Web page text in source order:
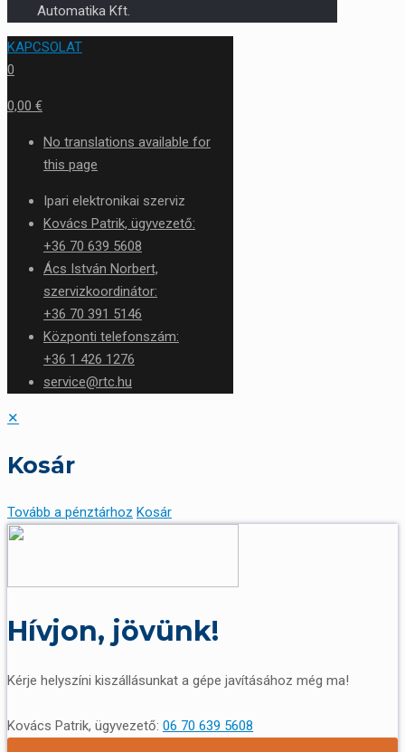
Automatika Kft.
KAPCSOLAT
0
0,00 €
No translations available for
this page
Ipari elektronikai szerviz
Kovács Patrik, ügyvezető:
+36 70 639 5608
Ács István Norbert,
szervizkoordinátor:
+36 70 391 5146
Központi telefonszám:
+36 1 426 1276
service@rtc.hu
✕
Kosár
Tovább a pénztárhoz Kosár
Hívjon, jövünk!
Kérje helyszíni kiszállásunkat a gépe javításához még ma!
Kovács Patrik, ügyvezető: 06 70 639 5608